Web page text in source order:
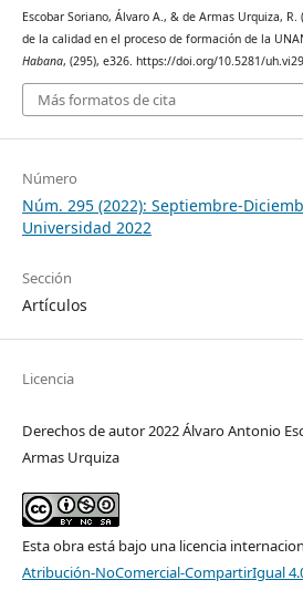
Escobar Soriano, Álvaro A., & de Armas Urquiza,
de la calidad en el proceso de formación de la
Habana, (295), e326. https://doi.org/10.5281/
Más formatos de cita
Número
Núm. 295 (2022): Septiembre-
Universidad 2022
Sección
Artículos
Licencia
Derechos de autor 2022 Álvaro Antonio
Armas Urquiza
Esta obra está bajo una licencia
Atribución-NoComercial-CompartirIgual